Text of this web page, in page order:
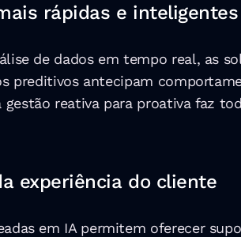
rápidas e inteligentes
de dados em tempo real, as
preditivos antecipam
gestão reativa para proativa faz
experiência do cliente
em IA permitem oferecer